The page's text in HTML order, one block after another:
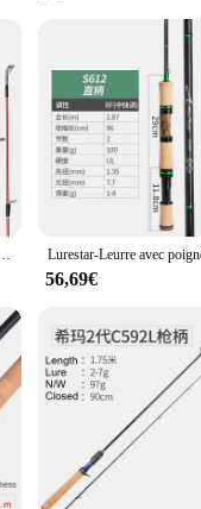
ensuring longevity
The advanced
or a beginner, the
designed for user-
making it an excellent
out of the box.
set's adaptability to
buying a fishing set;
filature d'eau douce, prise en compte du plus récent manche en bois, nouveau
56,69€